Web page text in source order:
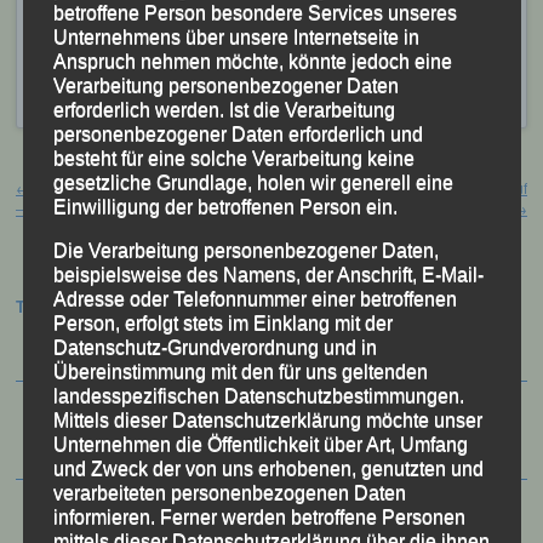
40 über die Ziellinie.
Veröffentlicht inAktuelles,Archiv 2026 |Markiert mit
Budweis,Mattoni Running Festival,Tobias Kienzler
Beitragsnavigation
←
10. PUMA NITRO Lange Laufnacht
– Karlsruhe, 30.05.2026
58. Passauer Behördensportfest auf
→
Termine:
betroffene Person besondere Services unseres
Unternehmens über unsere Internetseite in
Anspruch nehmen möchte, könnte jedoch eine
Verarbeitung personenbezogener Daten
erforderlich werden. Ist die Verarbeitung
personenbezogener Daten erforderlich und
besteht für eine solche Verarbeitung keine
gesetzliche Grundlage, holen wir generell eine
Einwilligung der betroffenen Person ein.
Die Verarbeitung personenbezogener Daten,
beispielsweise des Namens, der Anschrift, E-Mail-
Adresse oder Telefonnummer einer betroffenen
Person, erfolgt stets im Einklang mit der
Datenschutz-Grundverordnung und in
Übereinstimmung mit den für uns geltenden
landesspezifischen Datenschutzbestimmungen.
Mittels dieser Datenschutzerklärung möchte unser
Unternehmen die Öffentlichkeit über Art, Umfang
und Zweck der von uns erhobenen, genutzten und
verarbeiteten personenbezogenen Daten
informieren. Ferner werden betroffene Personen